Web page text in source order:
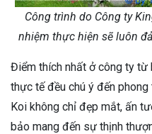
Công trình do Công ty
nhiệm thực hiện sẽ luôn
Điểm thích nhất ở công ty từ
thực tế đều chú ý đến phong
Koi không chỉ đẹp mắt, ấn
bảo mang đến sự thịnh